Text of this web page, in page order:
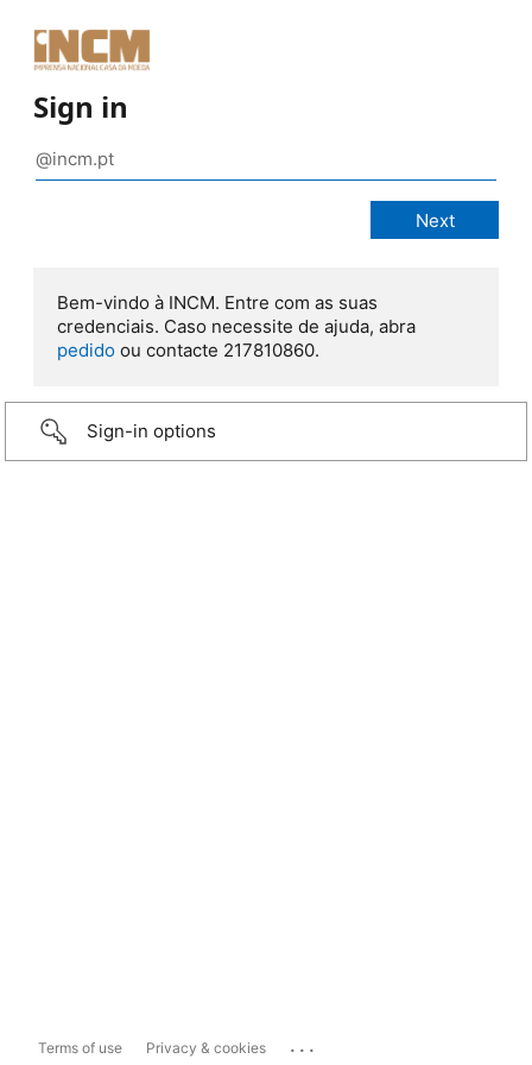
Sign in
Bem-vindo à INCM. Entre com as suas
credenciais. Caso necessite de ajuda, abra
pedido ou contacte 217810860.
Sign-in options
Terms of use Privacy & cookies ...